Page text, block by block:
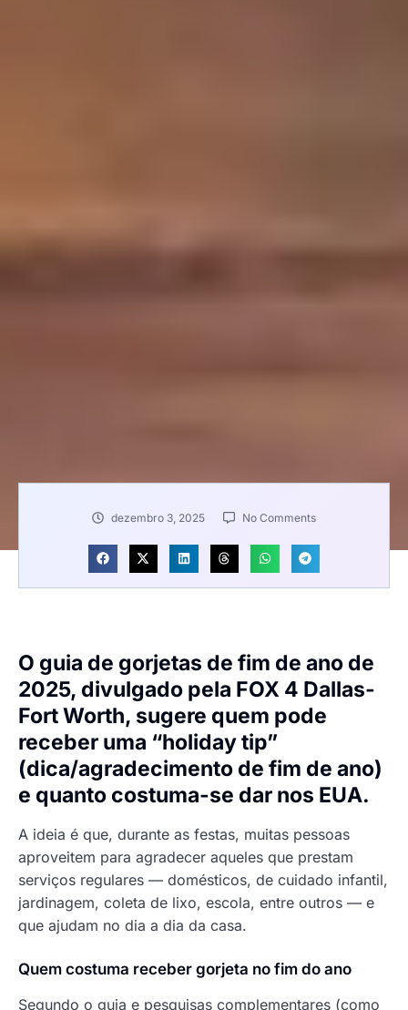
dezembro 3, 2025 No Comments
O guia de gorjetas de fim de ano de
2025, divulgado pela FOX 4 Dallas-
Fort Worth, sugere quem pode
receber uma “holiday tip”
(dica/agradecimento de fim de ano)
e quanto costuma-se dar nos EUA.
A ideia é que, durante as festas, muitas pessoas
aproveitem para agradecer aqueles que prestam
serviços regulares — domésticos, de cuidado infantil,
jardinagem, coleta de lixo, escola, entre outros — e
que ajudam no dia a dia da casa.
Quem costuma receber gorjeta no fim do ano
Segundo o guia e pesquisas complementares (como